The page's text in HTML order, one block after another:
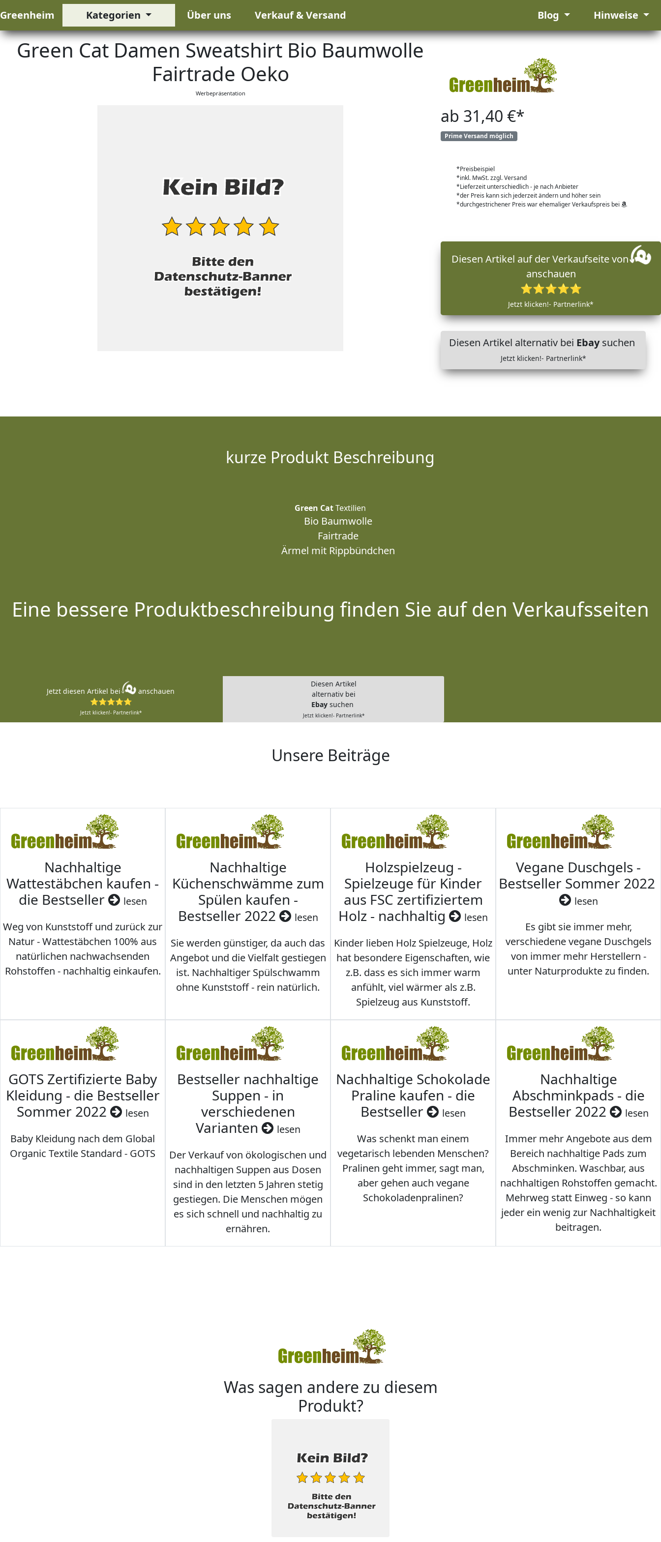
Greenheim Kategorien Über uns Verkauf & Versand Blog Hinweise
Green Cat Damen Sweatshirt Bio Baumwolle
Fairtrade Oeko
Werbepräsentation
ab 31,40 €*
Prime Versand möglich
*Preisbeispiel
*inkl. MwSt. zzgl. Versand
*Lieferzeit unterschiedlich - je nach Anbieter
*der Preis kann sich jederzeit ändern und höher sein
*durchgestrichener Preis war ehemaliger Verkaufspreis bei
Diesen Artikel auf der Verkaufseite von
anschauen
⭐⭐⭐⭐⭐
Jetzt klicken!- Partnerlink*
Diesen Artikel alternativ bei Ebaysuchen
Jetzt klicken!- Partnerlink*
kurze Produkt Beschreibung
Green CatTextilien
Bio Baumwolle
Fairtrade
Ärmel mit Rippbündchen
Eine bessere Produktbeschreibung finden Sie auf den Verkaufsseiten
Jetzt diesen Artikel bei
anschauen
⭐⭐⭐⭐⭐
Jetzt klicken!- Partnerlink*
Diesen Artikel
alternativ bei
Ebay suchen
Jetzt klicken!- Partnerlink*
Unsere Beiträge
Nachhaltige
Wattestäbchen kaufen -
die Bestseller
lesen
Weg von Kunststoff und zurück zur
Natur - Wattestäbchen 100% aus
natürlichen nachwachsenden
Rohstoffen - nachhaltig einkaufen.
Nachhaltige
Küchenschwämme zum
Spülen kaufen -
Bestseller 2022
lesen
Sie werden günstiger, da auch das
Angebot und die Vielfalt gestiegen
ist. Nachhaltiger Spülschwamm
ohne Kunststoff - rein natürlich.
Holzspielzeug -
Spielzeuge für Kinder
aus FSC zertifiziertem
Holz - nachhaltig
lesen
Kinder lieben Holz Spielzeuge, Holz
hat besondere Eigenschaften, wie
z.B. dass es sich immer warm
anfühlt, viel wärmer als z.B.
Spielzeug aus Kunststoff.
Vegane Duschgels -
Bestseller Sommer 2022
lesen
Es gibt sie immer mehr,
verschiedene vegane Duschgels
von immer mehr Herstellern -
unter Naturprodukte zu finden.
GOTS Zertifizierte Baby
Kleidung - die Bestseller
Sommer 2022
lesen
Baby Kleidung nach dem Global
Organic Textile Standard - GOTS
Bestseller nachhaltige
Suppen - in
verschiedenen
Varianten
lesen
Der Verkauf von ökologischen und
nachhaltigen Suppen aus Dosen
sind in den letzten 5 Jahren stetig
gestiegen. Die Menschen mögen
es sich schnell und nachhaltig zu
ernähren.
Nachhaltige Schokolade
Praline kaufen - die
Bestseller
lesen
Was schenkt man einem
vegetarisch lebenden Menschen?
Pralinen geht immer, sagt man,
aber gehen auch vegane
Schokoladenpralinen?
Nachhaltige
Abschminkpads - die
Bestseller 2022
lesen
Immer mehr Angebote aus dem
Bereich nachhaltige Pads zum
Abschminken. Waschbar, aus
nachhaltigen Rohstoffen gemacht.
Mehrweg statt Einweg - so kann
jeder ein wenig zur Nachhaltigkeit
beitragen.
Was sagen andere zu diesem
Produkt?